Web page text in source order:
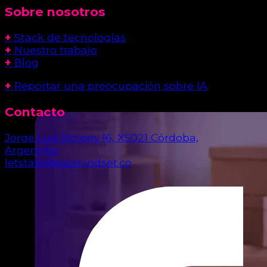
Sobre nosotros
+ Stack de tecnologías
+ Nuestro trabajo
+ Blog
+ Reportar una preocupación sobre IA
Contacto
Jorge Luis Borges 16, X5021 Córdoba,
Argentina
letstalk@exomindset.co